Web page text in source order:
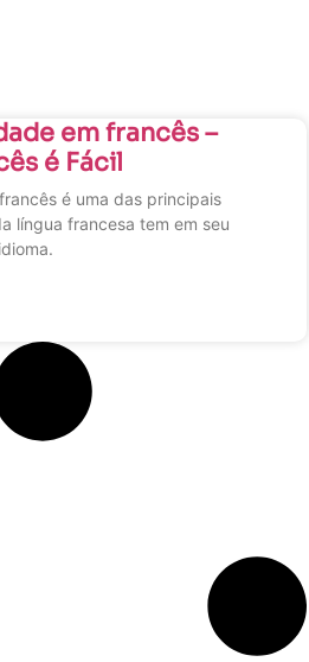
em francês –
é Fácil
é uma das principais
língua francesa tem em seu